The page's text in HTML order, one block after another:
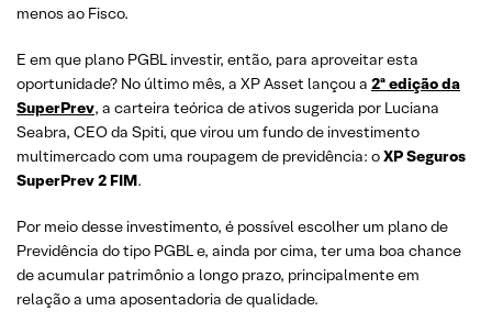
menos ao Fisco.
E em que plano PGBL investir, então, para aproveitar esta
oportunidade? No último mês, a XP Asset lançou a 2ª edição da
SuperPrev, a carteira teórica de ativos sugerida por Luciana
Seabra, CEO da Spiti, que virou um fundo de investimento
multimercado com uma roupagem de previdência: oXP Seguros
SuperPrev 2 FIM.
Por meio desse investimento, é possível escolher um plano de
Previdência do tipo PGBL e, ainda por cima, ter uma boa chance
de acumular patrimônio a longo prazo, principalmente em
relação a uma aposentadoria de qualidade.